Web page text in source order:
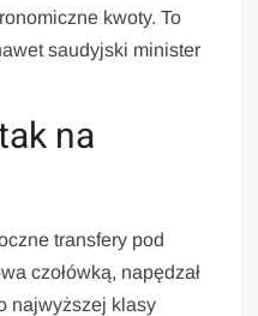
kwoty. To
saudyjski minister
na
transfery pod
czołówką, napędzał
najwyższej klasy